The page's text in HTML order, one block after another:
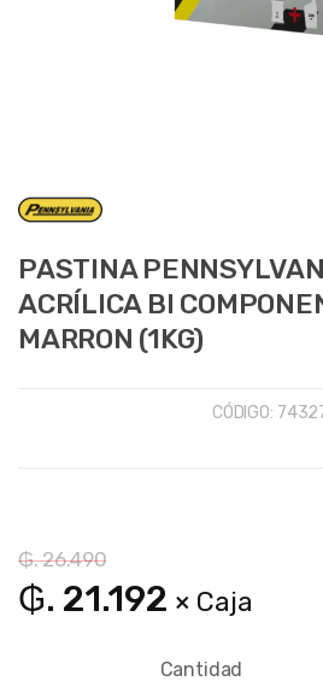
PASTINA
ACRÍLICA BI
MARRON (1KG)
CÓDIGO:
₲. 26.490
₲. 21.192 × Caja
Cantidad